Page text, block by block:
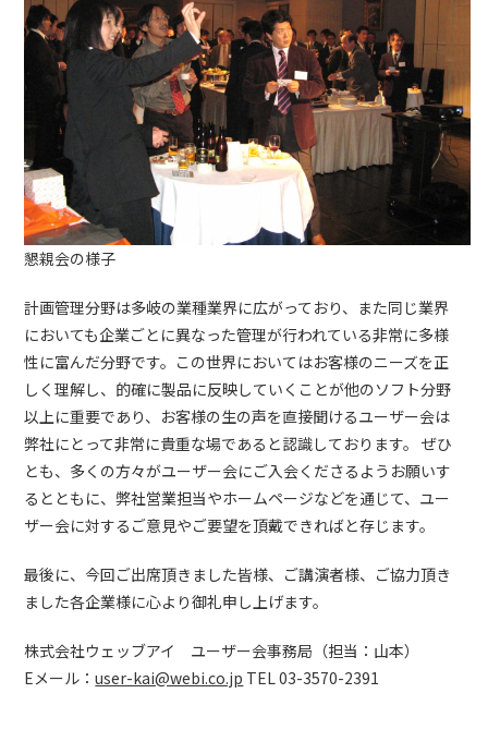
懇親会の様子
計画管理分野は多岐の業種業界に広がっており、また同じ業界
においても企業ごとに異なった管理が行われている非常に多様
性に富んだ分野です。この世界においてはお客様のニーズを正
しく理解し、的確に製品に反映していくことが他のソフト分野
以上に重要であり、お客様の生の声を直接聞けるユーザー会は
弊社にとって非常に貴重な場であると認識しております。 ぜひ
とも、多くの方々がユーザー会にご入会くださるようお願いす
るとともに、弊社営業担当やホームページなどを通じて、ユー
ザー会に対するご意見やご要望を頂戴できればと存じます。
最後に、今回ご出席頂きました皆様、ご講演者様、ご協力頂き
ました各企業様に心より御礼申し上げます。
株式会社ウェッブアイ ユーザー会事務局（担当：山本）
Eメール：user-kai@webi.co.jp TEL 03-3570-2391